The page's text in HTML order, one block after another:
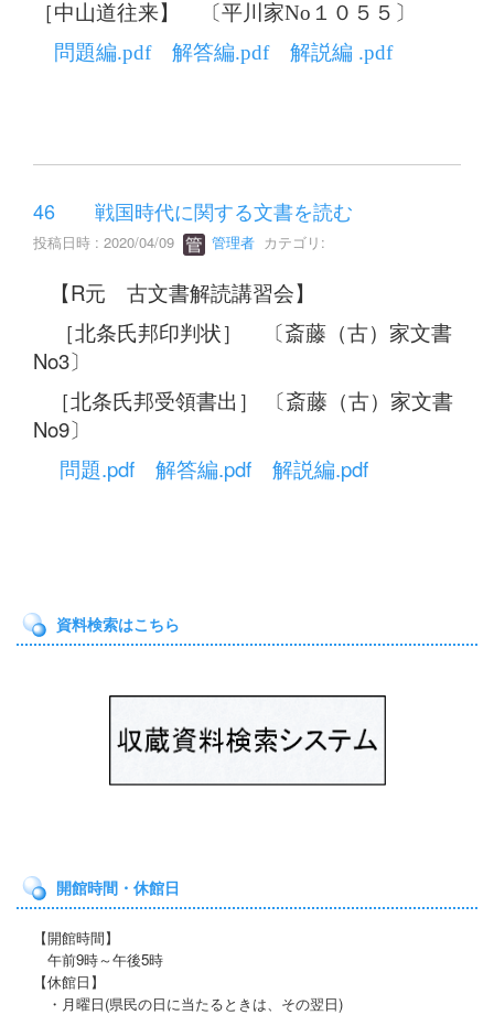
［中山道往来】 〔平川家No１０５５〕
問題編.pdf
解答編.pdf 解説編 .pdf
46 戦国時代に関する文書を読む
投稿日時 : 2020/04/09 管理者 カテゴリ:
【R元 古文書解読講習会】
［北条氏邦印判状］ 〔斎藤（古）家文書
No3〕
［北条氏邦受領書出］ 〔斎藤（古）家文書
No9〕
問題.pdf
解答編.pdf 解説編.pdf
資料検索はこちら
開館時間・休館日
【開館時間】
午前9時～午後5時
【休館日】
・月曜日(県民の日に当たると きは、その翌日)